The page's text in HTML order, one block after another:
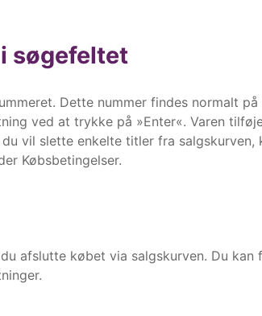
søgefeltet
Dette nummer findes normalt
ved at trykke på »Enter«. Varen
vil slette enkelte titler fra
Købsbetingelser.
afslutte købet via salgskurven. Du